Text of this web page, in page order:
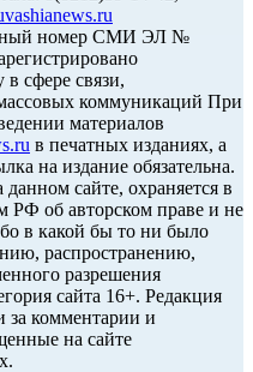
номер СМИ ЭЛ №
сфере связи,
коммуникаций При
материалов
в печатных изданиях, а
на издание обязательна.
сайте, охраняется в
РФ об авторском праве и не
в какой бы то ни было
распространению,
разрешения
сайта 16+. Редакция
за комментарии и
на сайте